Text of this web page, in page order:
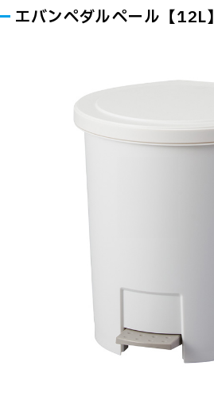
エバンペダルペール【12L】